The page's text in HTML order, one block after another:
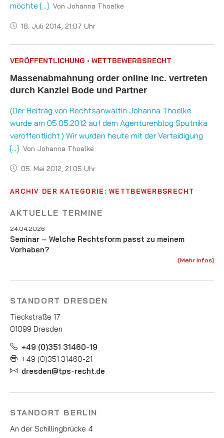
möchte [...] Von Johanna Thoelke
18. Juli 2014, 21:07 Uhr
VERÖFFENTLICHUNG • WETTBEWERBSRECHT
Massenabmahnung order online inc. vertreten
durch Kanzlei Bode und Partner
(Der Beitrag von Rechtsanwältin Johanna Thoelke
wurde am 05.05.2012 auf dem Agenturenblog Sputnika
veröffentlicht.) Wir wurden heute mit der Verteidigung
[...] Von Johanna Thoelke
05. Mai 2012, 21:05 Uhr
ARCHIV DER KATEGORIE:WETTBEWERBSRECHT
AKTUELLE TERMINE
24.04.2026
Seminar – Welche Rechtsform passt zu meinem
Vorhaben?
[Mehr Infos]
STANDORT DRESDEN
Tieckstraße 17
01099 Dresden
+49 (0)351 31460-19
+49 (0)351 31460-21
dresden@tps-recht.de
STANDORT BERLIN
An der Schillingbrücke 4